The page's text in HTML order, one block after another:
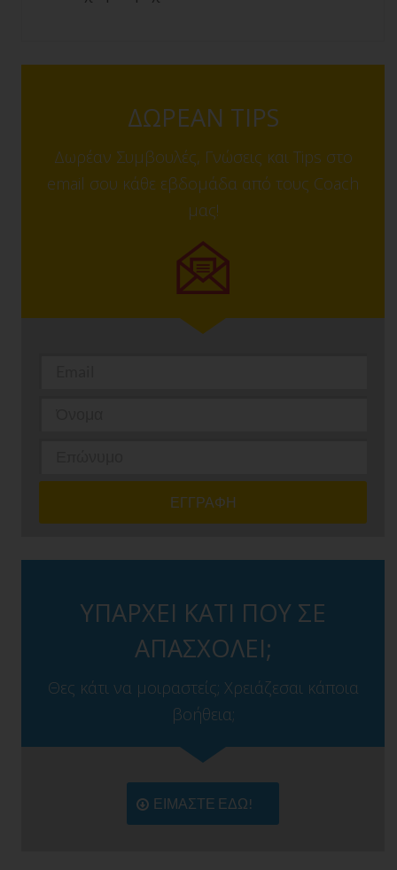
ΔΩΡΕΑΝ TIPS
Δωρέαν Συμβουλές, Γνώσεις και Tips στο
email σου κάθε εβδομάδα από τους Coach
μας!
ΥΠΑΡΧΕΙ ΚΑΤΙ ΠΟΥ ΣΕ
ΑΠΑΣΧΟΛΕΙ;
Θες κάτι να μοιραστείς; Χρειάζεσαι κάποια
βοήθεια;
ΕΙΜΑΣΤΕ ΕΔΩ!